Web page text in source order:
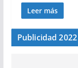
Leer más
Publicidad 2022